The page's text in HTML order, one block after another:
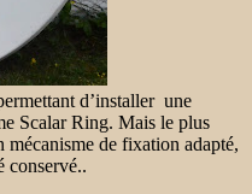
d’installer une
Scalar Ring. Mais le plus
de fixation adapté,
conservé..